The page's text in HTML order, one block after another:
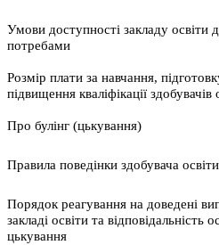
Умови доступності закладу освіти
потребами
Розмір плати за навчання,
підвищення кваліфікації здобувачів
Про булінг (цькування)
Правила поведінки здобувача освіти
Порядок реагування на доведені
закладі освіти та відповідальність
цькування